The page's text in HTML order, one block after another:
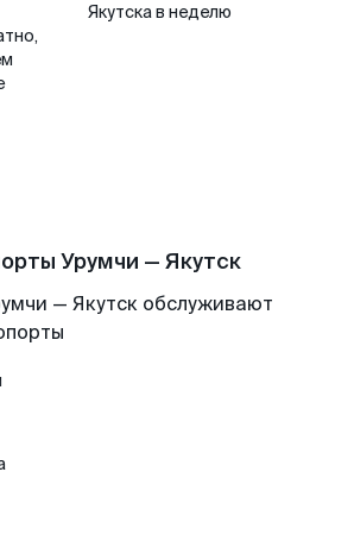
Якутска в неделю
Урумчи — Якутск
— Якутск обслуживают